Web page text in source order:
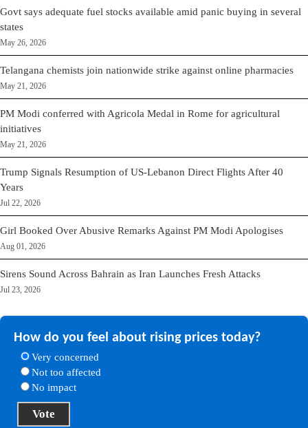
Govt says adequate fuel stocks available amid panic buying in several
states
May 26, 2026
Telangana chemists join nationwide strike against online pharmacies
May 21, 2026
PM Modi conferred with Agricola Medal in Rome for agricultural
initiatives
May 21, 2026
Trump Signals Resumption of US-Lebanon Direct Flights After 40
Years
Jul 22, 2026
Girl Booked Over Abusive Remarks Against PM Modi Apologises
Aug 01, 2026
Sirens Sound Across Bahrain as Iran Launches Fresh Attacks
Jul 23, 2026
How do you feel about rising prices today?
Very concerned
Not too affected
No impact